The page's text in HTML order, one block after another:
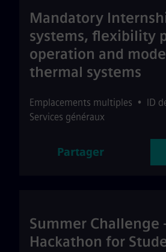
Mandatory
systems, flexibility
operation and
thermal systems
Emplacements multiples • ID
Services généraux
Partager
Summer Challenge
Hackathon for